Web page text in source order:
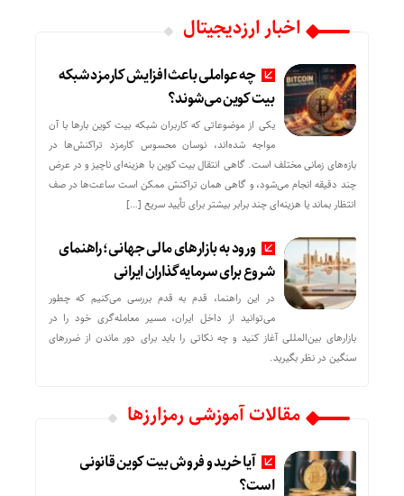
اخبار ارزدیجیتال
چه عواملی باعث افزایش کارمزد شبکه
بیت کوین می‌شوند؟
یکی از موضوعاتی که کاربران شبکه بیت کوین بارها با آن
مواجه شده‌اند، نوسان محسوس کارمزد تراکنش‌ها در
بازه‌های زمانی مختلف است. گاهی انتقال بیت کوین با هزینه‌ای ناچیز و در عرض
چند دقیقه انجام می‌شود، و گاهی همان تراکنش ممکن است ساعت‌ها در صف
انتظار بماند یا هزینه‌ای چند برابر بیشتر برای تأیید سریع […]
ورود به بازارهای مالی جهانی؛ راهنمای
شروع برای سرمایه‌گذاران ایرانی
در این راهنما، قدم به قدم بررسی می‌کنیم که چطور
می‌توانید از داخل ایران، مسیر معامله‌گری خود را در
بازارهای بین‌المللی آغاز کنید و چه نکاتی را باید برای دور ماندن از ضررهای
سنگین در نظر بگیرید.
مقالات آموزشی رمزارزها
آیا خرید و فروش بیت کوین قانونی
است؟